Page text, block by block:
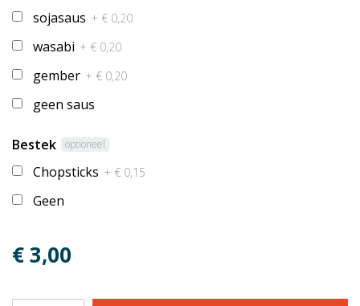
sojasaus + € 0,20
wasabi + € 0,20
gember + € 0,20
geen saus
Bestek optioneel
Chopsticks + € 0,15
Geen
€ 3,00